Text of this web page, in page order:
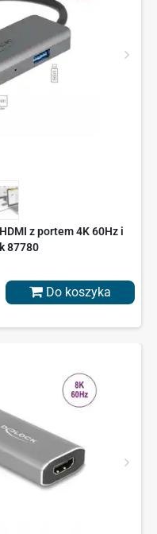
z portem 4K 60Hz i
87780
Do koszyka